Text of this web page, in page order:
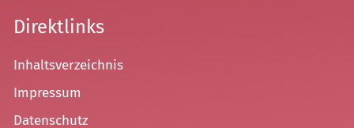
Direktlinks
Inhaltsverzeichnis
Impressum
Datenschutz